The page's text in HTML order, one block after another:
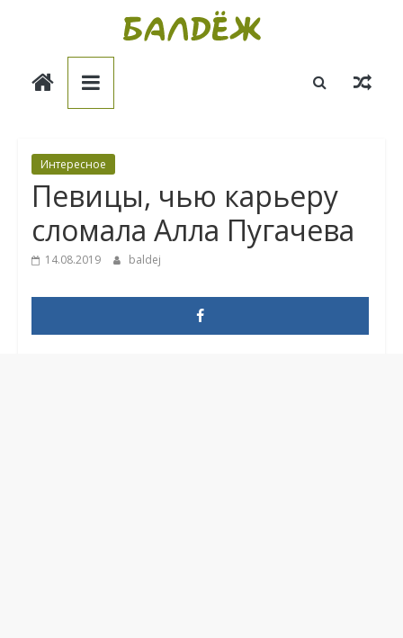
Балдёж
Интересное
Певицы, чью карьеру
сломала Алла Пугачева
14.08.2019 baldej